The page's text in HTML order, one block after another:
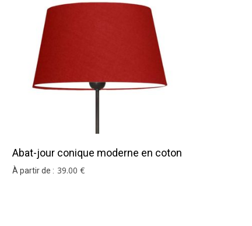
Abat-jour conique moderne en coton
terracotta
À partir de : 39.00 €